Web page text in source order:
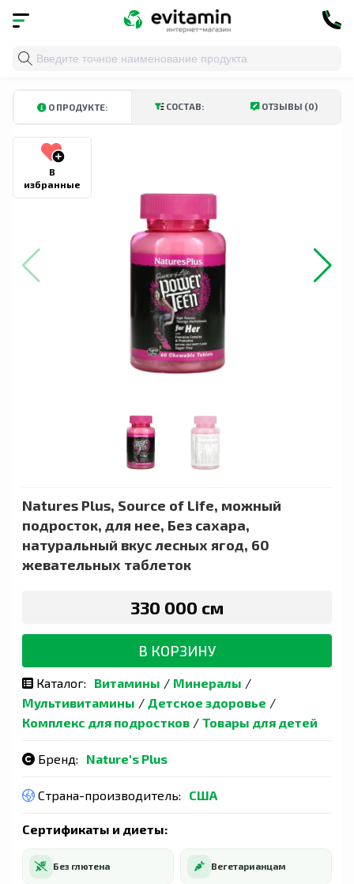
Главная Витамины и минералы
О ПРОДУКТЕ: СОСТАВ: ОТЗЫВЫ (0)
В
избранные
Natures Plus, Source of Life, можный
подросток, для нее, Без сахара,
натуральный вкус лесных ягод, 60
жевательных таблеток
330 000 сӯм
В КОРЗИНУ
Каталог: Витамины / Минералы /
Мультивитамины / Детское здоровье /
Комплекс для подростков / Товары для детей
Бренд: Nature's Plus
Страна-производитель: США
Сертификаты и диеты:
Без глютена Вегетарианцам